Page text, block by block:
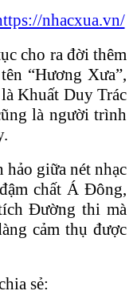
nhacxua.vn/
cho ra đời thêm
“Hương Xưa”,
Khuất Duy Trác
là người trình
hảo giữa nét nhạc
chất Á Đông,
Đường thi mà
cảm thụ được
sẻ: